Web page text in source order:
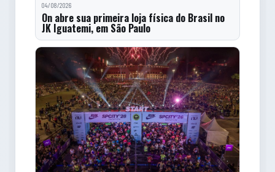
04/08/2026
On abre sua primeira loja física do Brasil no
JK Iguatemi, em São Paulo